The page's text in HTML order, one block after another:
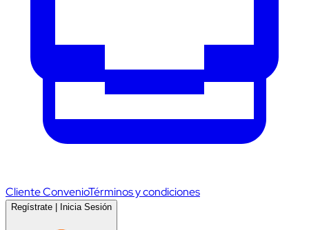
Cliente ConvenioTérminos y condiciones
Regístrate | Inicia Sesión